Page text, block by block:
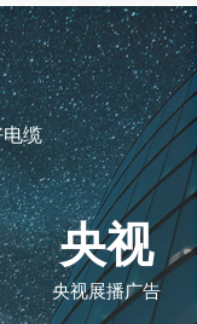
缆
央视
央视展播广告